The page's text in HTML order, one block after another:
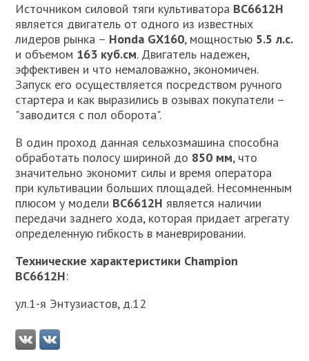
Источником силовой тяги культиватора BC6612H
является двигатель от одного из известных
лидеров рынка – Honda GX160, мощностью 5.5 л.с.
и объемом 163 куб.см. Двигатель надежен,
эффективен и что немаловажно, экономичен.
Запуск его осуществляется посредством ручного
стартера и как выразились в озывах покупатели –
"заводится с пол оборота".
В один проход данная сельхозмашина способна
обработать полосу шириной до 850 мм, что
значительно экономит силы и время оператора
при культивации больших площадей. Несомненным
плюсом у модели BC6612H является наличии
передачи заднего хода, которая придает агрегату
определенную гибкость в маневрировании.
Технические характеристики Champion
BC6612H:
ул.1-я Энтузиастов, д.12